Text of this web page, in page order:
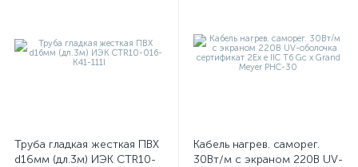
Труба гладкая жесткая ПВХ
d16мм (дл.3м) ИЭК CTR10-
Кабель нагрев. саморег.
30Вт/м с экраном 220В UV-